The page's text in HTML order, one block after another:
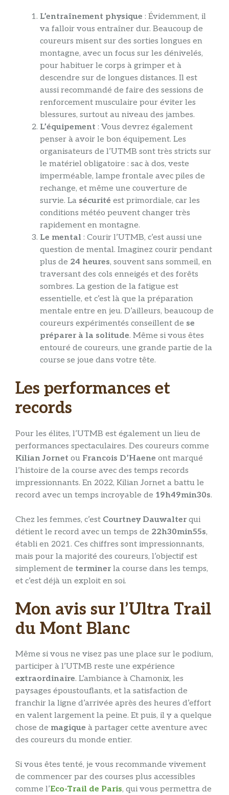
L’entraînement physique : Évidemment, il
va falloir vous entraîner dur. Beaucoup de
coureurs misent sur des sorties longues en
montagne, avec un focus sur les dénivelés,
pour habituer le corps à grimper et à
descendre sur de longues distances. Il est
aussi recommandé de faire des sessions de
renforcement musculaire pour éviter les
blessures, surtout au niveau des jambes.
L’équipement : Vous devrez également
penser à avoir le bon équipement. Les
organisateurs de l’UTMB sont très stricts sur
le matériel obligatoire : sac à dos, veste
imperméable, lampe frontale avec piles de
rechange, et même une couverture de
survie. La sécurité est primordiale, car les
conditions météo peuvent changer très
rapidement en montagne.
Le mental : Courir l’UTMB, c’est aussi une
question de mental. Imaginez courir pendant
plus de 24 heures, souvent sans sommeil, en
traversant des cols enneigés et des forêts
sombres. La gestion de la fatigue est
essentielle, et c’est là que la préparation
mentale entre en jeu. D’ailleurs, beaucoup de
coureurs expérimentés conseillent de se
préparer à la solitude. Même si vous êtes
entouré de coureurs, une grande partie de la
course se joue dans votre tête.
Les performances et
records
Pour les élites, l’UTMB est également un lieu de
performances spectaculaires. Des coureurs comme
Kilian Jornet ou Francois D’Haene ont marqué
l’histoire de la course avec des temps records
impressionnants. En 2022, Kilian Jornet a battu le
record avec un temps incroyable de 19h49min30s.​
Chez les femmes, c’est Courtney Dauwalterqui
détient le record avec un temps de 22h30min55s,
établi en 2021. Ces chiffres sont impressionnants,
mais pour la majorité des coureurs, l’objectif est
simplement de terminerla course dans les temps,
et c’est déjà un exploit en soi.
Mon avis sur l’Ultra Trail
du Mont Blanc
Même si vous ne visez pas une place sur le podium,
participer à l’UTMB reste une expérience
extraordinaire. L’ambiance à Chamonix, les
paysages époustouflants, et la satisfaction de
franchir la ligne d’arrivée après des heures d’effort
en valent largement la peine. Et puis, il y a quelque
chose de magique à partager cette aventure avec
des coureurs du monde entier.
Si vous êtes tenté, je vous recommande vivement
de commencer par des courses plus accessibles
comme l’Eco-Trail de Paris, qui vous permettra de